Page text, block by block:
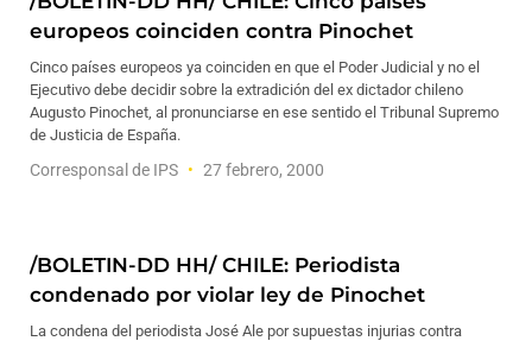
europeos coinciden contra Pinochet
Cinco países europeos ya coinciden en que el Poder Judicial y no el
Ejecutivo debe decidir sobre la extradición del ex dictador chileno
Augusto Pinochet, al pronunciarse en ese sentido el Tribunal Supremo
de Justicia de España.
Corresponsal de IPS 27 febrero, 2000
/BOLETIN-DD HH/ CHILE: Periodista
condenado por violar ley de Pinochet
La condena del periodista José Ale por supuestas injurias contra